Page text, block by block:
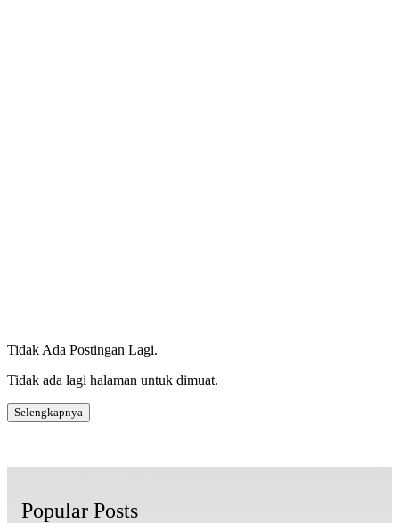
Tidak Ada Postingan Lagi.
Tidak ada lagi halaman untuk dimuat.
Selengkapnya
Popular Posts